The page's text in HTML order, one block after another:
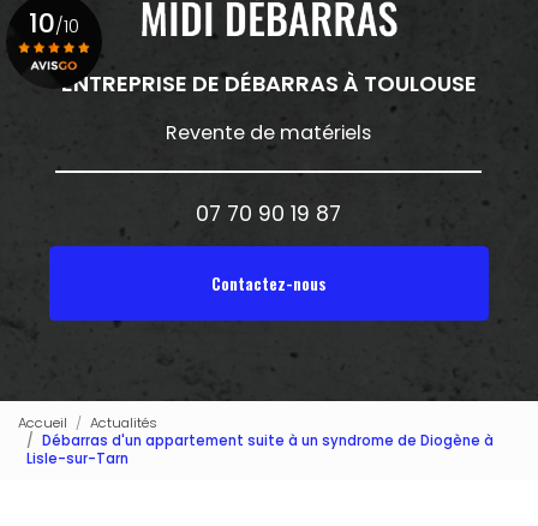
ENTREPRISE DE DÉBARRAS À TOULOUSE
Revente de matériels
07 70 90 19 87
Contactez-nous
10/10
Accueil
Actualités
Débarras d'un appartement suite à un syndrome de Diogène à
Lisle-sur-Tarn